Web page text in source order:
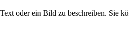
oder ein Bild zu beschreiben. Sie